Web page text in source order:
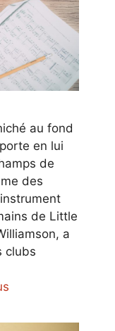
au fond
en lui
de
des
de Little
a
clubs